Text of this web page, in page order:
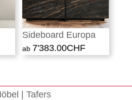
Sideboard Europa
7'383.00CHF
| Tafers